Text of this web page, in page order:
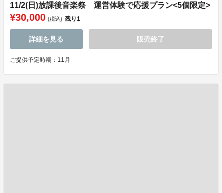
11/2(日)放課後音楽祭 運営体験で応援プラン<5個限定>
¥30,000 (税込) 残り1
詳細を見る 販売終了
ご提供予定時期：11月